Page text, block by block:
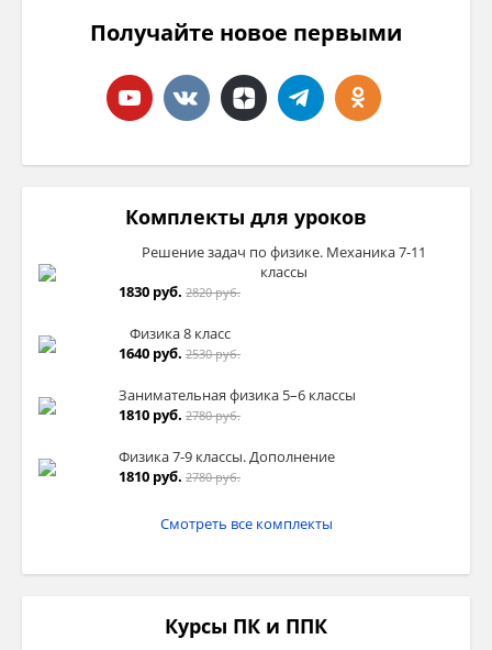
Получайте новое первыми
Комплекты для уроков
Решение задач по физике. Механика 7-11
классы
1830 руб. 2820 руб.
Физика 8 класс
1640 руб. 2530 руб.
Занимательная физика 5–6 классы
1810 руб. 2780 руб.
Физика 7-9 классы. Дополнение
1810 руб. 2780 руб.
Смотреть все комплекты
Курсы ПК и ППК